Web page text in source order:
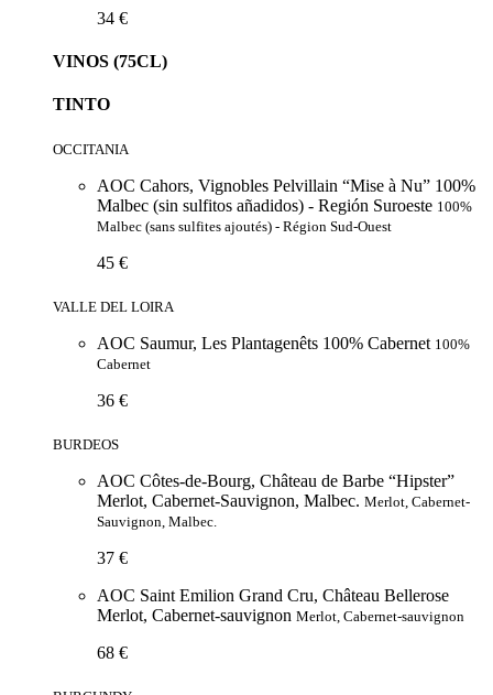
34 €
VINOS (75CL)
TINTO
OCCITANIA
AOC Cahors, Vignobles Pelvillain “Mise à Nu” 100%
Malbec (sin sulfitos añadidos) - Región Suroeste 100%
Malbec (sans sulfites ajoutés) - Région Sud-Ouest
45 €
VALLE DEL LOIRA
AOC Saumur, Les Plantagenêts 100% Cabernet 100%
Cabernet
36 €
BURDEOS
AOC Côtes-de-Bourg, Château de Barbe “Hipster”
Merlot, Cabernet-Sauvignon, Malbec. Merlot, Cabernet-
Sauvignon, Malbec.
37 €
AOC Saint Emilion Grand Cru, Château Bellerose
Merlot, Cabernet-sauvignon Merlot, Cabernet-sauvignon
68 €